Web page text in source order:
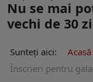
Nu se mai
vechi de 30
Sunteți aici: Acasă
Înscrieri pentru